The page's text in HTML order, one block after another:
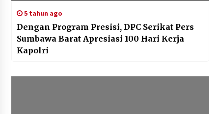
5 tahun ago
Dengan Program Presisi, DPC Serikat Pers
Sumbawa Barat Apresiasi 100 Hari Kerja
Kapolri